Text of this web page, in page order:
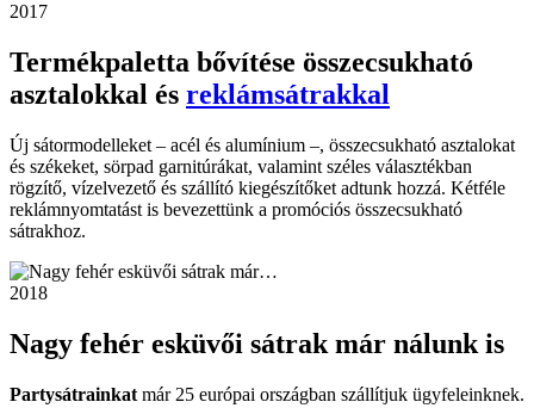
2017
Termékpaletta bővítése összecsukható
asztalokkal és reklámsátrakkal
Új sátormodelleket – acél és alumínium –, összecsukható asztalokat
és székeket, sörpad garnitúrákat, valamint széles választékban
rögzítő, vízelvezető és szállító kiegészítőket adtunk hozzá. Kétféle
reklámnyomtatást is bevezettünk a promóciós összecsukható
sátrakhoz.
2018
Nagy fehér esküvői sátrak már nálunk is
Partysátrainkat már 25 európai országban szállítjuk ügyfeleinknek.